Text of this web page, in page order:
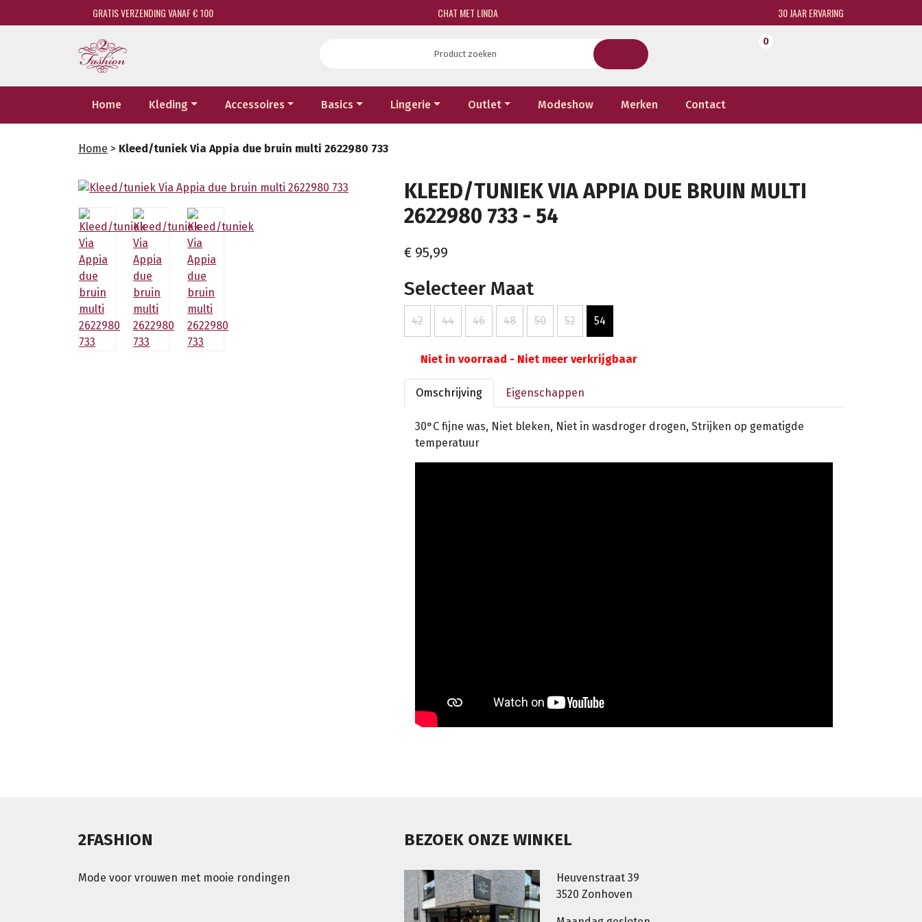
GRATIS VERZENDING VANAF € 100 CHAT MET LINDA 30 JAAR ERVARING
0
Home Kleding Accessoires Basics Lingerie Outlet Modeshow Merken Contact
Home > Kleed/tuniek Via Appia due bruin multi 2622980 733
KLEED/TUNIEK VIA APPIA DUE BRUIN MULTI
2622980 733 - 54
€ 95,99
Selecteer Maat
42 44 46 48 50 52 54
Niet in voorraad - Niet meer verkrijgbaar
Omschrijving Eigenschappen
30°C fijne was, Niet bleken, Niet in wasdroger drogen, Strijken op gematigde
temperatuur
2FASHION
Mode voor vrouwen met mooie rondingen
BEZOEK ONZE WINKEL
Heuvenstraat 39
3520 Zonhoven